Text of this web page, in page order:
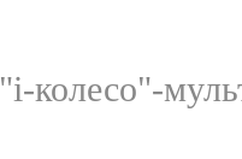
"i-колесо"-